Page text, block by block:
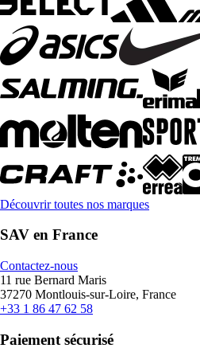
Découvrir toutes nos marques
SAV en France
Contactez-nous
11 rue Bernard Maris
37270 Montlouis-sur-Loire, France
+33 1 86 47 62 58
Paiement sécurisé